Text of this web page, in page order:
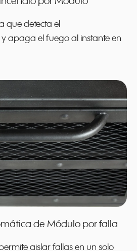
que detecta el
apaga el fuego al instante en
de Módulo por falla
aislar fallas en un solo